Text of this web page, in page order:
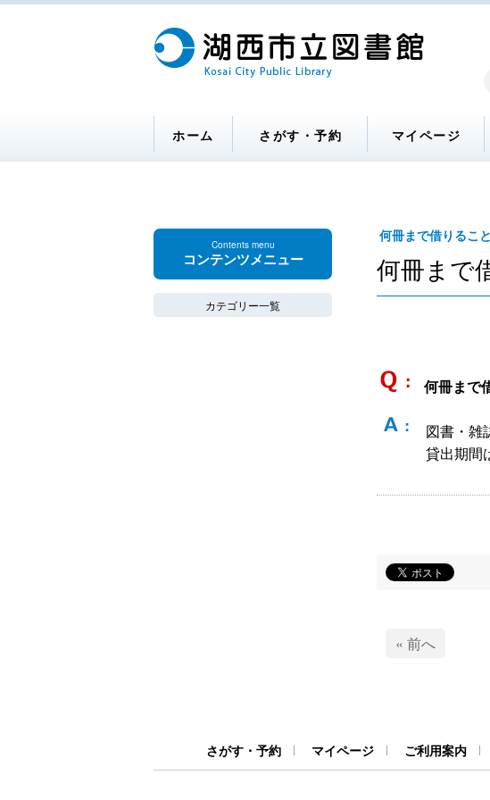
ホーム さがす・予約 マイページ
何冊まで借りるこ
何冊まで
何冊まで
図書・雑
貸出期間
« 前へ
Contents menu
コンテンツメニュー
カテゴリー一覧
さがす・予約 マイページ ご利用案内